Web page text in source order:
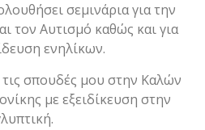
σεμινάρια για την
τον Αυτισμό καθώς και για
ενηλίκων.
σπουδές μου στην Καλών
με εξειδίκευση στην